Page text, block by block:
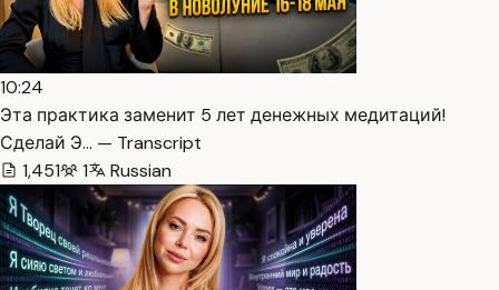
10:24
Эта практика заменит 5 лет денежных медитаций!
Сделай Э… — Transcript
1,451
1 Russian